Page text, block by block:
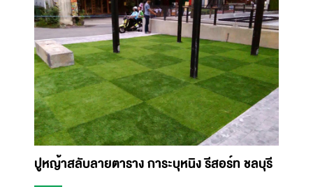
ปูหญ้าสลับลายตาราง การะบุหนิง รีสอร์ท ชลบุรี